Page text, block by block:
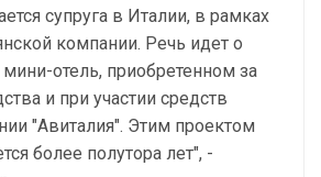
супруга в Италии, в рамках
компании. Речь идет о
отель, приобретенном за
и при участии средств
"Авиталия". Этим проектом
более полутора лет", -